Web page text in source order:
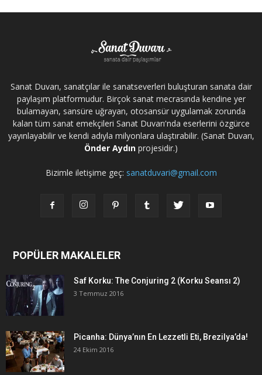
Sanat Duvarı, sanatçılar ile sanatseverleri buluşturan sanata dair
paylaşım platformudur. Birçok sanat mecrasında kendine yer
bulamayan, sansüre uğrayan, otosansür uygulamak zorunda
kalan tüm sanat emekçileri Sanat Duvarı'nda eserlerini özgürce
yayınlayabilir ve kendi adıyla milyonlara ulaştırabilir. (Sanat Duvarı,
Önder Aydın projesidir.)
Bizimle iletişime geç: sanatduvari@gmail.com
POPÜLER MAKALELER
Saf Korku: The Conjuring 2 (Korku Seansı 2)
3 Temmuz 2016
Picanha: Dünya’nın En Lezzetli Eti, Brezilya’da!
24 Ekim 2016